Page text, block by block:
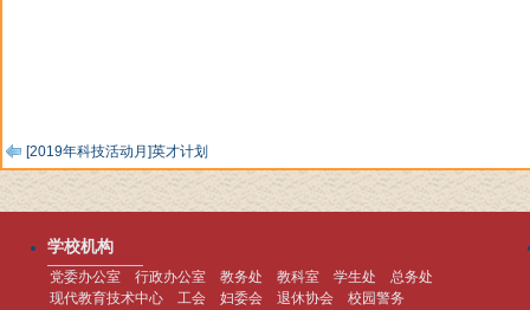
[2019年科技活动月]英才计划
学校机构
党委办公室 行政办公室 教务处 教科室 学生处
总务处
现代教育技术中心
工会 妇委会 退休协会 校园警务